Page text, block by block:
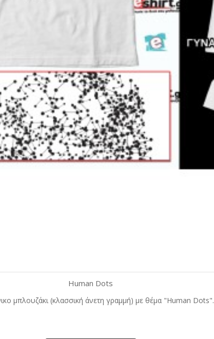
Γρήγορη προβολή
Γκρι ΛευκόΚόκκινοΜαύρο
Human Dots
μπλουζάκι (κλασσική άνετη γραμμή) με θέμα "Human Dots".